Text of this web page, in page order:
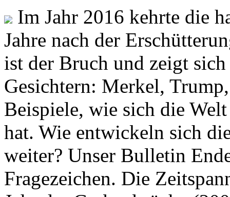
Im Jahr 2016 kehrte die
Jahre nach der
ist der Bruch und zeigt
Gesichtern: Merkel,
Beispiele, wie sich die
hat. Wie entwickeln sich
weiter? Unser Bulletin
Fragezeichen. Die